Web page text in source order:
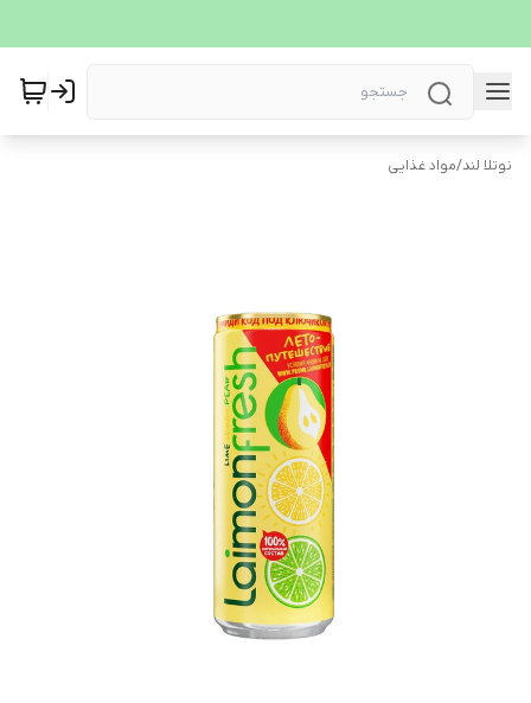
نوتلا لند/مواد غذایی